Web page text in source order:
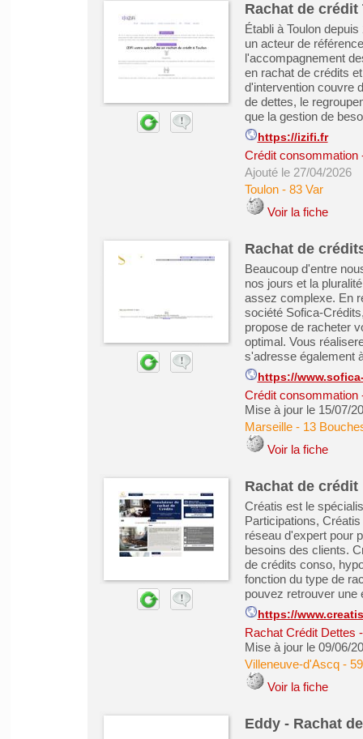
Rachat de crédit
Établi à Toulon
un acteur de
l'accompagnement
en rachat de crédits
d'intervention couvre
de dettes, le
que la gestion de
https://izifi.fr
Crédit consommation
Ajouté le 27/04/2026
Toulon- 83 Var
Voir la fiche
Rachat de
Beaucoup d'entre
nos jours et la
assez complexe. En
société Sofica-
propose de racheter
optimal. Vous
s'adresse également
https://
Crédit consommation
Mise à jour le 15/07/
Marseille- 13
Voir la fiche
Rachat de crédit
Créatis est le
Participations,
réseau d'expert pour
besoins des clients.
de crédits conso,
fonction du type de
pouvez retrouver une
https://
Rachat Crédit Dettes
Mise à jour le 09/06/
Villeneuve-d'Ascq-
Voir la fiche
Eddy - Rachat